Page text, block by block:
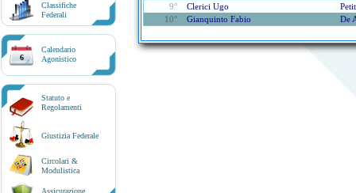
Classifiche
Federali
6
Calendario
Agonistico
Statuto e
Regolamenti
Giustizia Federale
Circolari &
Modulistica
Assicurazione
9°
Clerici Ugo
10°
Gianquinto Fabio De